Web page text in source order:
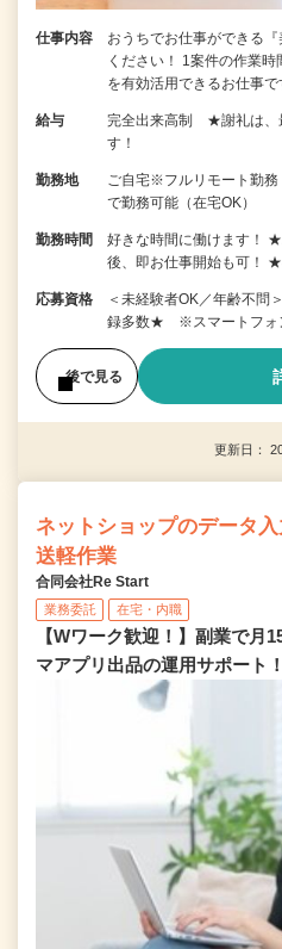
仕事内容
おうちでお仕事ができる
ください！ 1案件の作業
を有効活用できるお仕事
給与
完全出来高制 ★謝礼は、
す！
勤務地
ご自宅※フルリモート勤
で勤務可能（在宅OK）
勤務時間
好きな時間に働けます！
後、即お仕事開始も可！
応募資格
＜未経験者OK／年齢不
録多数★ ※スマートフォ
後で見る
更新日：
ネットショップのデータ
送軽作業
合同会社Re Start
業務委託 在宅・内職
【Wワーク歓迎！】副業で月
マアプリ出品の運用サポート